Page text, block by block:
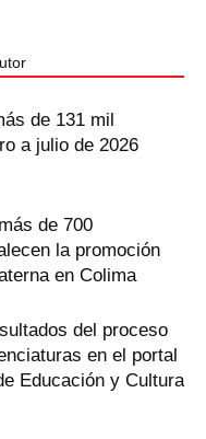
de 131 mil
a julio de 2026
de 700
la promoción
en Colima
del proceso
en el portal
Educación y Cultura